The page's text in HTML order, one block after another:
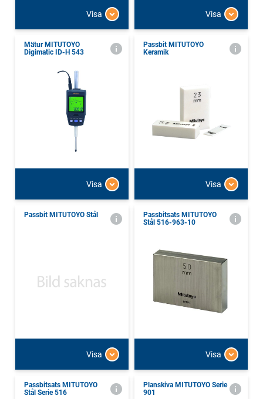
Visa Visa
Mätur MITUTOYO
Digimatic ID-H 543
Visa
Passbit MITUTOYO
Keramik
Visa
Passbit MITUTOYO Stål
Visa
Passbitsats MITUTOYO
Stål 516-963-10
Visa
Passbitsats MITUTOYO
Stål Serie 516
Planskiva MITUTOYO Serie
901